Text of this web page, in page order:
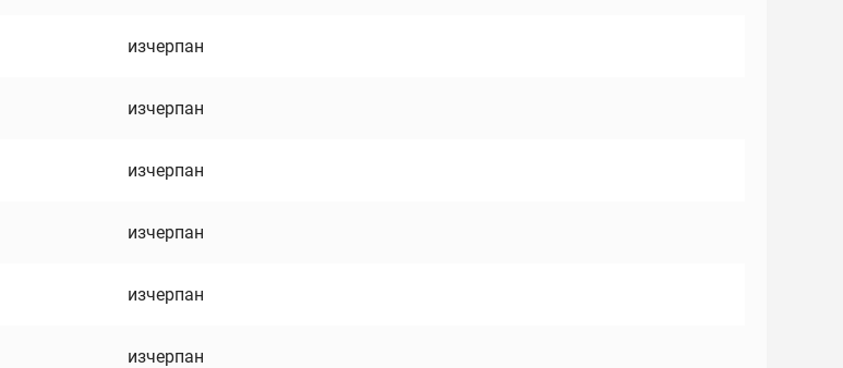
изчерпан
изчерпан
изчерпан
изчерпан
изчерпан
изчерпан